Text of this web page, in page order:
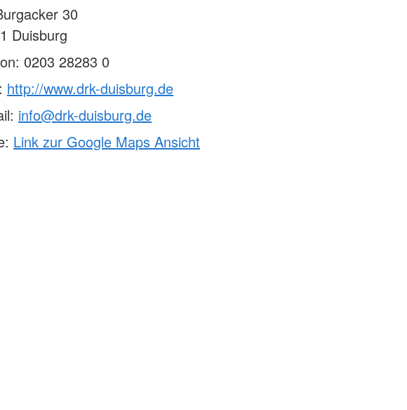
30
Duisburg
0203 28283 0
http://www.drk-duisburg.de
info@drk-duisburg.de
Link zur Google Maps Ansicht